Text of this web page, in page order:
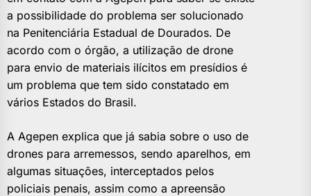
a possibilidade do problema ser solucionado
na Penitenciária Estadual de Dourados. De
acordo com o órgão, a utilização de drone
para envio de materiais ilícitos em presídios é
um problema que tem sido constatado em
vários Estados do Brasil.
A Agepen explica que já sabia sobre o uso de
drones para arremessos, sendo aparelhos, em
algumas situações, interceptados pelos
policiais penais, assim como a apreensão